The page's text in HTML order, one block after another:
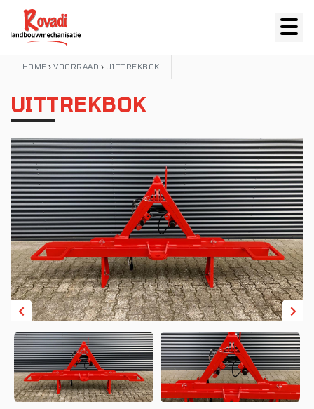
HOME ›VOORRAAD › UITTREKBOK
UITTREKBOK